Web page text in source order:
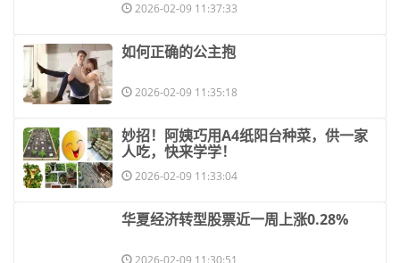
2026-02-09 11:37:33
​如何正确的公主抱
2026-02-09 11:35:18
​妙招！阿姨巧用A4纸阳台种菜，供一家
人吃，快来学学！
2026-02-09 11:33:04
​华夏经济转型股票近一周上涨0.28%
2026-02-09 11:30:51